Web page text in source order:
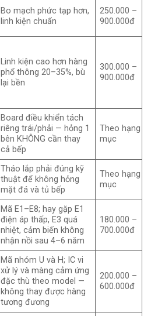
Bo mạch phức tạp hơn,
linh kiện chuẩn
250.000 –
900.000đ
Linh kiện cao hơn hàng
phổ thông 20–35%, bù
lại bền
300.000 –
900.000đ
Board điều khiển tách
riêng trái/phải — hỏng 1
bên KHÔNG cần thay
cả bếp
Theo hạng
mục
Tháo lắp phải đúng kỹ
thuật để không hỏng
mặt đá và tủ bếp
Theo hạng
mục
Mã E1–E8; hay gặp E1
điện áp thấp, E3 quá
nhiệt, cảm biến không
nhận nồi sau 4–6 năm
180.000 –
700.000đ
Mã nhóm U và H; IC vi
xử lý và màng cảm ứng
đặc thù theo model —
không thay được hàng
tương đương
200.000 –
600.000đ